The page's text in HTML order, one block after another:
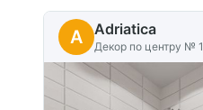
A Adriatica
Декор по центру № 1